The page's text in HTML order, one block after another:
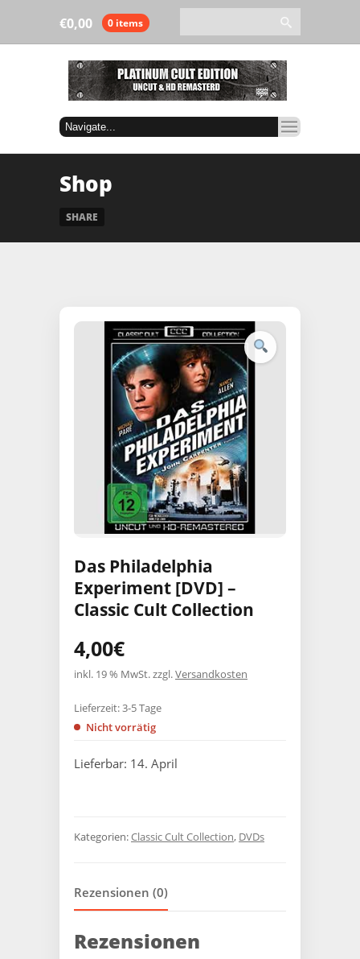
0,00
€ 0 items
Shop
SHARE
Das Philadelphia
Experiment [DVD] –
Classic Cult Collection
4,00€
inkl. 19 % MwSt.zzgl.Versandkosten
Lieferbar: 14. April
Lieferzeit:3-5 Tage
Nicht vorrätig
Kategorien:Classic Cult Collection, DVDs
Rezensionen (0)
Rezensionen